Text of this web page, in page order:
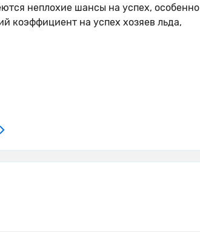
неплохие шансы на успех, особенно
коэффициент на успех хозяев льда,